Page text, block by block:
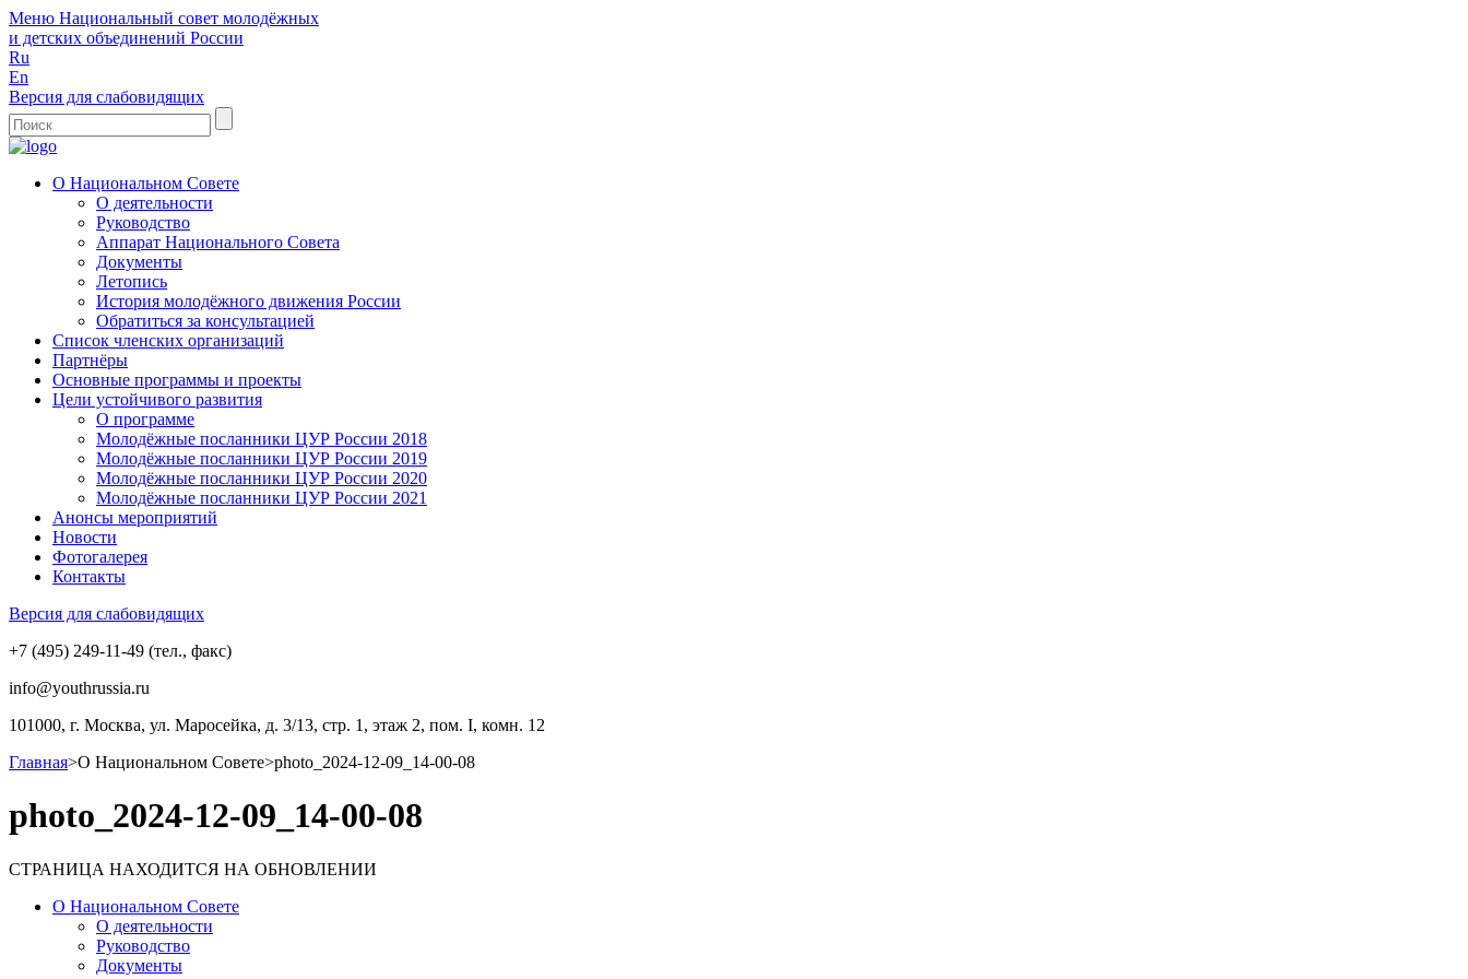
Меню Национальный совет молодёжных
и детских объединений России
Ru
En
Версия для слабовидящих
О Национальном Совете
О деятельности
Руководство
Аппарат Национального Совета
Документы
Летопись
История молодёжного движения России
Обратиться за консультацией
Список членских организаций
Партнёры
Основные программы и проекты
Цели устойчивого развития
О программе
Молодёжные посланники ЦУР России 2018
Молодёжные посланники ЦУР России 2019
Молодёжные посланники ЦУР России 2020
Молодёжные посланники ЦУР России 2021
Анонсы мероприятий
Новости
Фотогалерея
Контакты
Версия для слабовидящих
+7 (495) 249-11-49 (тел., факс)
info@youthrussia.ru
101000, г. Москва, ул. Маросейка, д. 3/13, стр. 1, этаж 2, пом. I, комн. 12
Главная>О Национальном Совете>photo_2024-12-09_14-00-08
photo_2024-12-09_14-00-08
СТРАНИЦА НАХОДИТСЯ НА ОБНОВЛЕНИИ
О Национальном Совете
О деятельности
Руководство
Документы